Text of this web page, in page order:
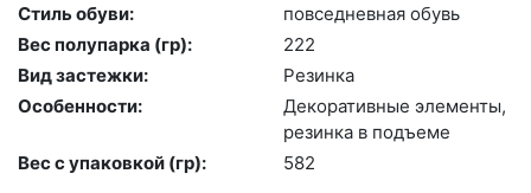
Стиль обуви:
пов­седнев­ная обувь
Вес полупарка (гр):
222
Вид застежки:
Ре­зин­ка
Особенности:
Де­кора­тив­ные эле­мен­ты,
ре­зин­ка в подъ­еме
Вес с упаковкой (гр):
582